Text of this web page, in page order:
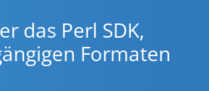
das Perl SDK,
Formaten